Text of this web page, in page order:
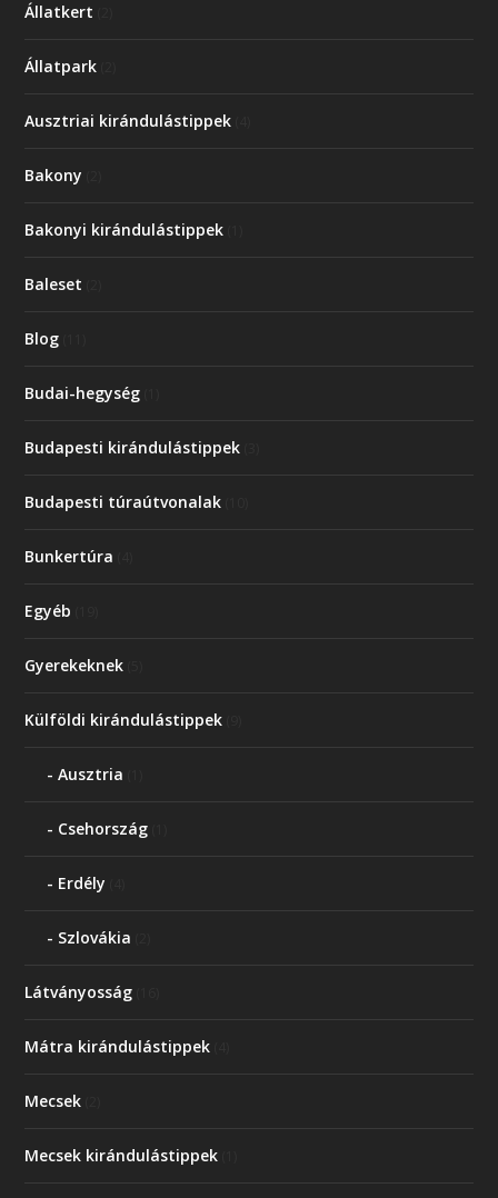
Állatkert
Állatpark
Ausztriai kirándulástippek
Bakony
Bakonyi kirándulástippek
Baleset
Blog
Budai-hegység
Budapesti kirándulástippek
Budapesti túraútvonalak
Bunkertúra
Egyéb
Gyerekeknek
Külföldi kirándulástippek
Ausztria
Csehország
Erdély
Szlovákia
Látványosság
Mátra kirándulástippek
Mecsek
Mecsek kirándulástippek